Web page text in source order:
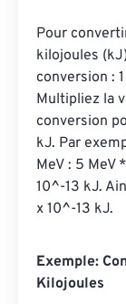
Pour
kilojoules
conversion :
Multipliez la
conversion
kJ. Par
MeV : 5
10^-13 kJ.
x 10^-13 kJ.
Exemple:
Kilojoules